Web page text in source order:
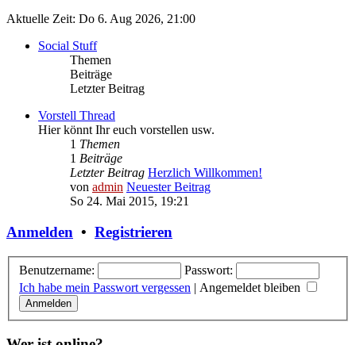
Aktuelle Zeit: Do 6. Aug 2026, 21:00
Social Stuff
Themen
Beiträge
Letzter Beitrag
Vorstell Thread
Hier könnt Ihr euch vorstellen usw.
1 Themen
1 Beiträge
Letzter Beitrag Herzlich Willkommen!
von admin Neuester Beitrag
So 24. Mai 2015, 19:21
Anmelden • Registrieren
Benutzername:
Passwort:
Ich habe mein Passwort vergessen | Angemeldet bleiben